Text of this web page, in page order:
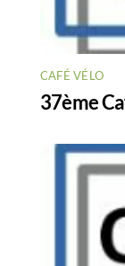
CAFÉ VÉLO
37ème